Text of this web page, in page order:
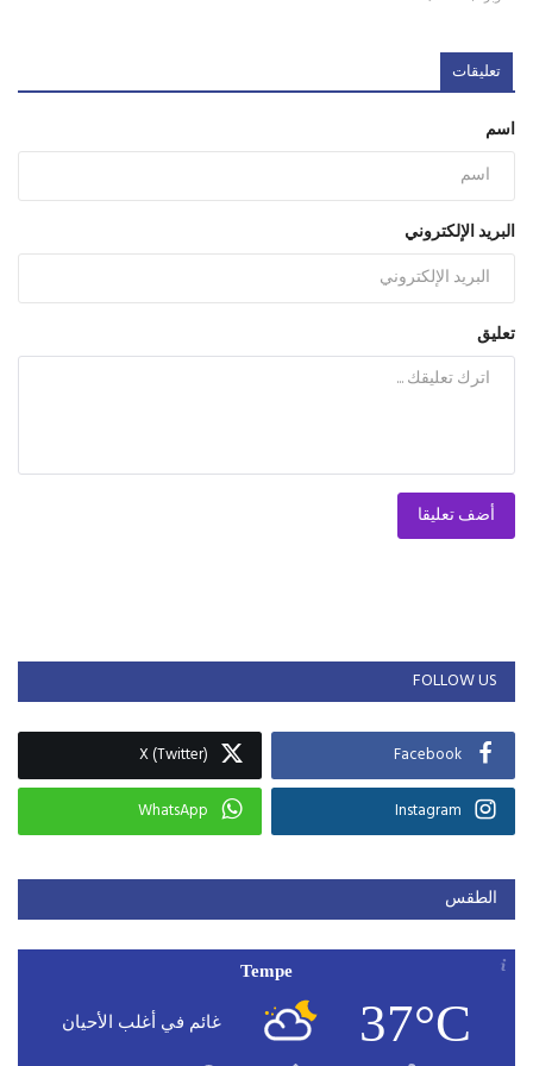
تعليقات
اسم
البريد الإلكتروني
تعليق
أضف تعليقا
FOLLOW US
Facebook
X (Twitter)
Instagram
WhatsApp
الطقس
Tempe
37°C غائم في أغلب الأحيان